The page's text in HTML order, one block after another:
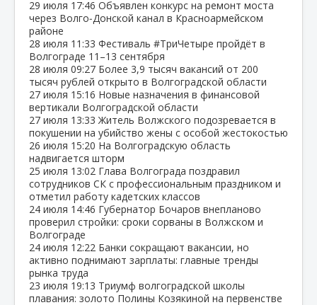
29 июля 17:46 Объявлен конкурс на ремонт моста
через Волго‑Донской канал в Красноармейском
районе
28 июля 11:33 Фестиваль #ТриЧетыре пройдёт в
Волгограде 11–13 сентября
28 июля 09:27 Более 3,9 тысяч вакансий от 200
тысяч рублей открыто в Волгоградской области
27 июля 15:16 Новые назначения в финансовой
вертикали Волгоградской области
27 июля 13:33 Житель Волжского подозревается в
покушении на убийство жены с особой жестокостью
26 июля 15:20 На Волгоградскую область
надвигается шторм
25 июля 13:02 Глава Волгограда поздравил
сотрудников СК с профессиональным праздником и
отметил работу кадетских классов
24 июля 14:46 Губернатор Бочаров внепланово
проверил стройки: сроки сорваны в Волжском и
Волгограде
24 июля 12:22 Банки сокращают вакансии, но
активно поднимают зарплаты: главные тренды
рынка труда
23 июля 19:13 Триумф волгоградской школы
плавания: золото Полины Козякиной на первенстве